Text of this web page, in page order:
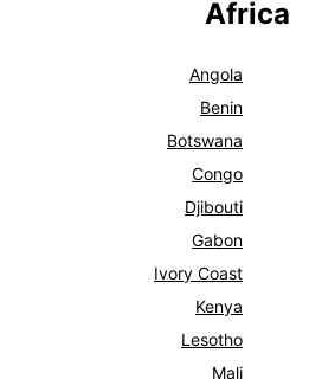
Africa
Angola
Benin
Botswana
Congo
Djibouti
Gabon
Ivory Coast
Kenya
Lesotho
Mali